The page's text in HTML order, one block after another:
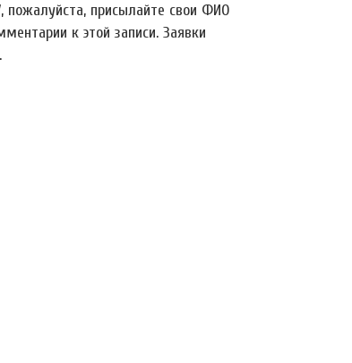
пожалуйста, присылайте свои ФИО
к этой записи. Заявки